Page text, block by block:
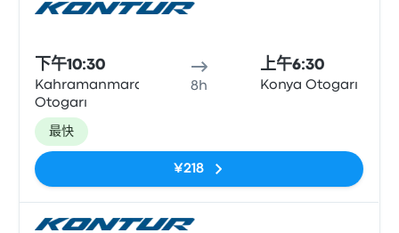
下午10:30
Kahramanmaraş
Otogarı
8h
上午6:30
Konya Otogarı
最快
¥218